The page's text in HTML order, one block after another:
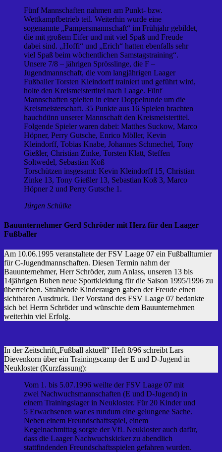
Fünf Mannschaften nahmen am Punkt- bzw.
Wettkampfbetrieb teil. Weiterhin wurde eine
sogenannte „Pampersmannschaft“ im Frühjahr gebildet,
die mit großem Eifer und mit viel Spaß und Freude
dabei sind. „Hoffi“ und „Erich“ hatten ebenfalls sehr
viel Spaß beim wöchentlichen Samstagstraining“.
Unsere 7/8 – jährigen Sprösslinge, die F –
Jugendmannschaft, die vom langjährigen Laager
Fußballer Torsten Kleindorff trainiert und geführt wird,
holte den Kreismeistertitel nach Laage. Fünf
Mannschaften spielten in einer Doppelrunde um die
Kreismeisterschaft. 35 Punkte aus 16 Spielen brachten
hauchdünn unserer Mannschaft den Kreismeistertitel.
Folgende Spieler waren dabei: Matthes Suckow, Marco
Höpner, Perry Gutsche, Enrico Möller, Kevin
Kleindorff, Tobias Knabe, Johannes Schmechel, Tony
Gießler, Christian Zinke, Torsten Klatt, Steffen
Soltwedel, Sebastian Koß
Torschützen insgesamt: Kevin Kleindorff 15, Christian
Zinke 13, Tony Gießler 13, Sebastian Koß 3, Marco
Höpner 2 und Perry Gutsche 1.
Jürgen Schülke
Bauunternehmer Gerd Schröder mit Herz für den Laager
Fußballer
Am 10.06.1995 veranstaltete der FSV Laage 07 ein Fußballturnier
für C-Jugendmannschaften. Diesen Termin nahm der
Bauunternehmer, Herr Schröder, zum Anlass, unseren 13 bis
14jährigen Buben neue Sportkleidung für die Saison 1995/1996 zu
überreichen. Strahlende Kinderaugen gaben der Freude einen
sichtbaren Ausdruck. Der Vorstand des FSV Laage 07 bedankte
sich bei Herrn Schröder und wünschte dem Bauunternehmen
weiterhin viel Erfolg.
In der Zeitschrift„Fußball aktuell“ Heft 8/96 schreibt Lars
Dievenkorn über ein Trainingscamp der E und D-Jugend in
Neukloster (Kurzfassung):
Vom 1. bis 5.07.1996 weilte der FSV Laage 07 mit
zwei Nachwuchsmannschaften (E und D-Jugend) in
einem Trainingslager in Neukloster. Für 20 Kinder und
5 Erwachsenen war es rundum eine gelungene Sache.
Neben einem Freundschaftsspiel, einem
Kegelnachmittag sorgte der VfL Neukloster auch dafür,
dass die Laager Nachwuchskicker zu abendlich
stattfindenden Freundschaftsspielen gefahren wurden.